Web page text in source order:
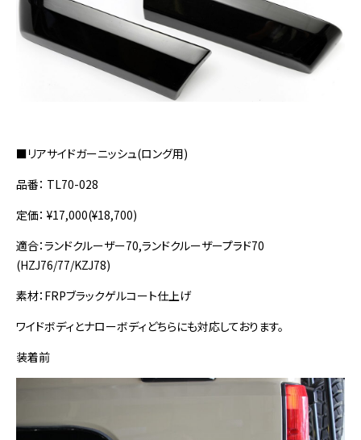
■リアサイドガーニッシュ(ロング用)
品番： TL70-028
定価： ¥17,000(¥18,700)
適合：ランドクルーザー70,ランドクルーザープラド70
(HZJ76/77/KZJ78)
素材：FRPブラックゲルコート仕上げ
ワイドボディとナローボディどちらにも対応しております。
装着前